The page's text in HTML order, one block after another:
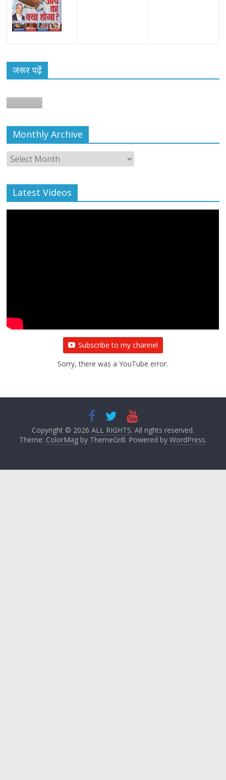
जरूर पढ़ें
Monthly Archive
Monthly
Archive
Latest Videos
Subscribe to my channel
Sorry, there was a YouTube error.
Copyright © 2026 ALL RIGHTS. All rights reserved.
Theme: ColorMagby ThemeGrill. Powered by WordPress.